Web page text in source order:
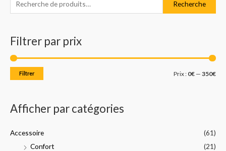
e
h
e
r
c
e
o
Recherche
Filtrer par prix
r
m
i
r
m
a
Filtrer Prix : 0€ — 350€
Afficher par catégories
Accessoire
(61)
Confort
(21)